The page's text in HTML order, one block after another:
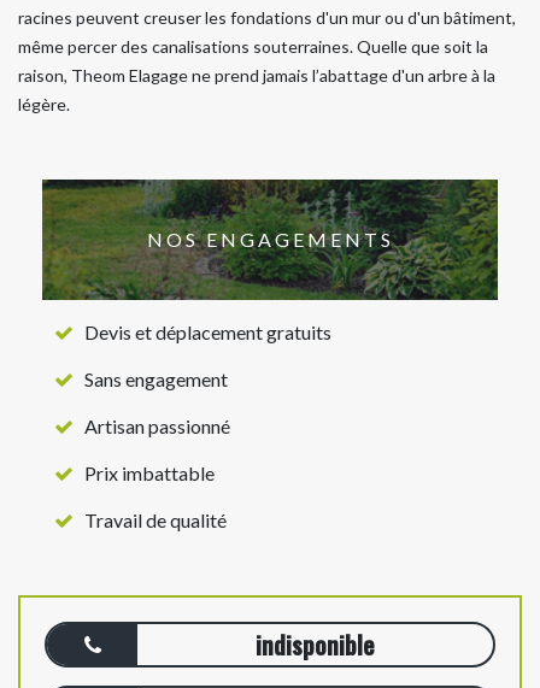
racines peuvent creuser les fondations d'un mur ou d'un bâtiment,
même percer des canalisations souterraines. Quelle que soit la
raison, Theom Elagage ne prend jamais l’abattage d'un arbre à la
légère.
NOS ENGAGEMENTS
Devis et déplacement gratuits
Sans engagement
Artisan passionné
Prix imbattable
Travail de qualité
indisponible